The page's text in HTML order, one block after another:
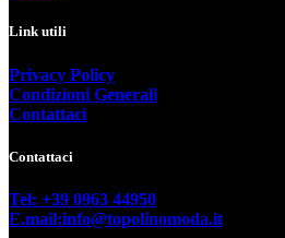
Link utili
Privacy Policy
Condizioni Generali
Contattaci
Contattaci
Tel: +39 0963 44950
E.mail:info@topolinomoda.it